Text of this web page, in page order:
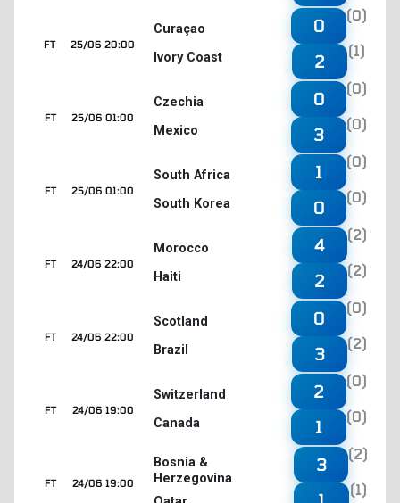
25/06 20:00
FT
Curaçao
Ivory Coast
0
(0)
2
(1)
25/06 01:00
FT
Czechia
Mexico
0
(0)
3
(0)
25/06 01:00
FT
South Africa
South Korea
1
(0)
0
(0)
24/06 22:00
FT
Morocco
Haiti
4
(2)
2
(2)
24/06 22:00
FT
Scotland
Brazil
0
(0)
3
(2)
24/06 19:00
FT
Switzerland
Canada
2
(0)
1
(0)
24/06 19:00
FT
Bosnia &
Herzegovina
3
(2)
(1)